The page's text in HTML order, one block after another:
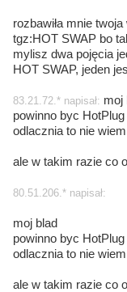
rozbawiła mnie
tgz:HOT SWAP bo
mylisz dwa pojęcia
HOT SWAP, jeden
83.21.72.* napisał: moj
powinno byc
odlacznia to nie
ale w takim razie co
80.51.206.* napisał:
moj blad
powinno byc
odlacznia to nie
ale w takim razie co